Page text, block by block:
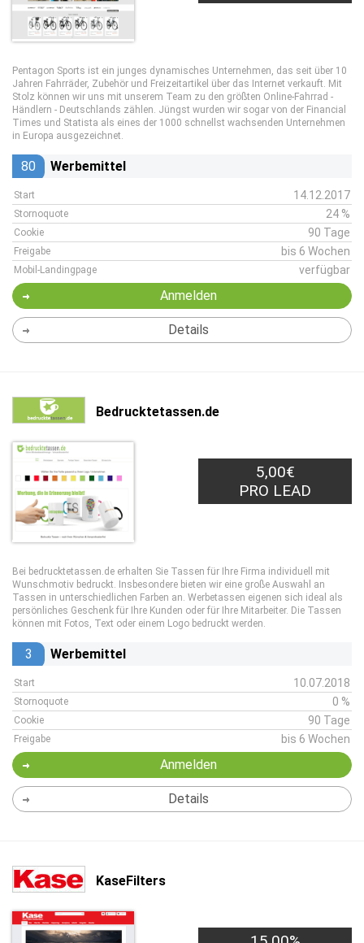
Pentagon Sports ist ein junges dynamisches Unternehmen, das seit über 10
Jahren Fahrräder, Zubehör und Freizeitartikel über das Internet verkauft. Mit
Stolz können wir uns mit unserem Team zu den größten Online-Fahrrad -
Händlern - Deutschlands zählen. Jüngst wurden wir sogar von der Financial
Times und Statista als eines der 1000 schnellst wachsenden Unternehmen
in Europa ausgezeichnet.
80 Werbemittel
Start 14.12.2017
Stornoquote 24 %
Cookie 90 Tage
Freigabe bis 6 Wochen
Mobil-Landingpage verfügbar
Anmelden
Details
Bedrucktetassen.de
5,00€
PRO LEAD
Bei bedrucktetassen.de erhalten Sie Tassen für Ihre Firma individuell mit
Wunschmotiv bedruckt. Insbesondere bieten wir eine große Auswahl an
Tassen in unterschiedlichen Farben an. Werbetassen eigenen sich ideal als
persönliches Geschenk für Ihre Kunden oder für Ihre Mitarbeiter. Die Tassen
können mit Fotos, Text oder einem Logo bedruckt werden.
3 Werbemittel
Start 10.07.2018
Stornoquote 0 %
Cookie 90 Tage
Freigabe bis 6 Wochen
Anmelden
Details
KaseFilters